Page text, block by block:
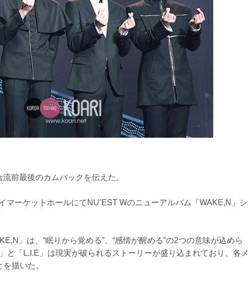
前最後のカムバックを伝えた。
マーケットホールにてNU’EST Wのニューアルバム「WAKE,N」シ
」は、“眠りから覚める”、“感情が醒める”の2つの意味が込めら
と「L.I.E」は現実が破られるストーリーが盛り込まれており、各メ
描いた。